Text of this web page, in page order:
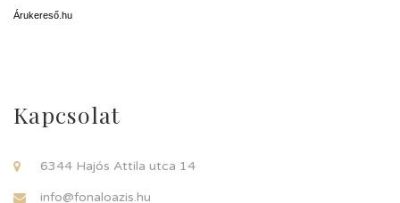
Árukereső.hu
Kapcsolat
6344 Hajós Attila utca 14
info@fonaloazis.hu